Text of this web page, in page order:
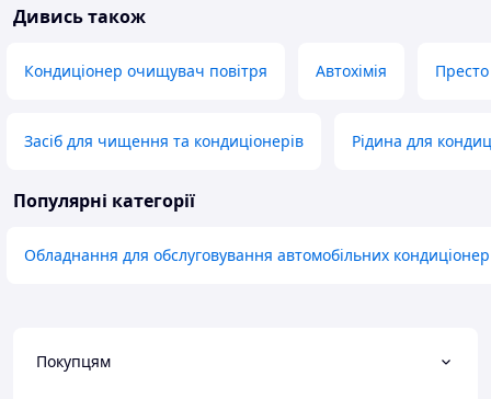
Дивись також
Кондиціонер очищувач повітря Автохімія Престо
Засіб для чищення та кондиціонерів Рідина для
Популярні категорії
Обладнання для обслуговування автомобільних
Покупцям